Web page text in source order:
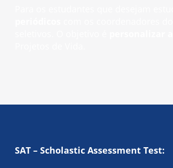
SAT – Scholastic Assessment Test: